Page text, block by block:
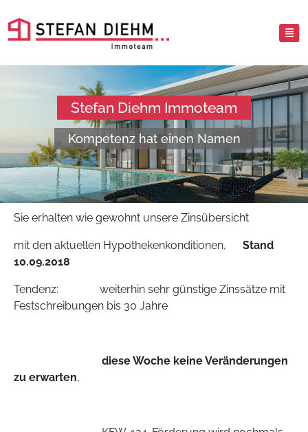
Stefan Diehm Immoteam
Kompetenz hat einen Namen
Sie erhalten wie gewohnt unsere Zinsübersicht
mit den aktuellen Hypothekenkonditionen, Stand
10.09.2018
Tendenz: weiterhin sehr günstige Zinssätze mit
Festschreibungen bis 30 Jahre
diese Woche keine Veränderungen
zu erwarten,